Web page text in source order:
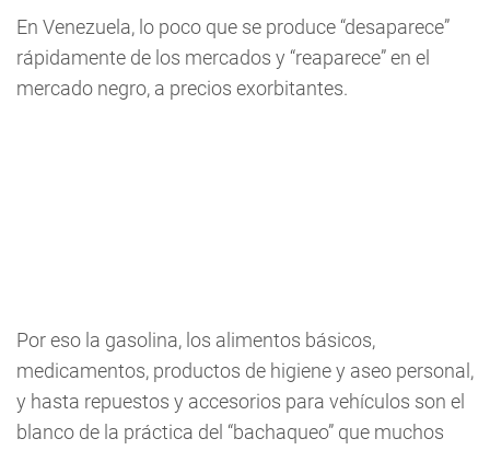
En Venezuela, lo poco que se produce “desaparece”
rápidamente de los mercados y “reaparece” en el
mercado negro, a precios exorbitantes.
Por eso la gasolina, los alimentos básicos,
medicamentos, productos de higiene y aseo personal,
y hasta repuestos y accesorios para vehículos son el
blanco de la práctica del “bachaqueo” que muchos